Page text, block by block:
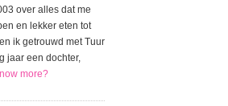
over alles dat me
en lekker eten tot
ik getrouwd met Tuur
jaar een dochter,
more?